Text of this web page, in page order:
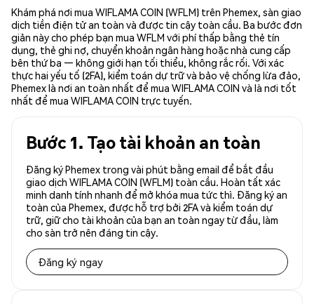
Khám phá nơi mua WIFLAMA COIN (WFLM) trên Phemex, sàn giao
dịch tiền điện tử an toàn và được tin cậy toàn cầu. Ba bước đơn
giản này cho phép bạn mua WFLM với phí thấp bằng thẻ tín
dụng, thẻ ghi nợ, chuyển khoản ngân hàng hoặc nhà cung cấp
bên thứ ba — không giới hạn tối thiểu, không rắc rối. Với xác
thực hai yếu tố (2FA), kiểm toán dự trữ và bảo vệ chống lừa đảo,
Phemex là nơi an toàn nhất để mua WIFLAMA COIN và là nơi tốt
nhất để mua WIFLAMA COIN trực tuyến.
Bước 1. Tạo tài khoản an toàn
Đăng ký Phemex trong vài phút bằng email để bắt đầu
giao dịch WIFLAMA COIN (WFLM) toàn cầu. Hoàn tất xác
minh danh tính nhanh để mở khóa mua tức thì. Đăng ký an
toàn của Phemex, được hỗ trợ bởi 2FA và kiểm toán dự
trữ, giữ cho tài khoản của bạn an toàn ngay từ đầu, làm
cho sàn trở nên đáng tin cậy.
Đăng ký ngay